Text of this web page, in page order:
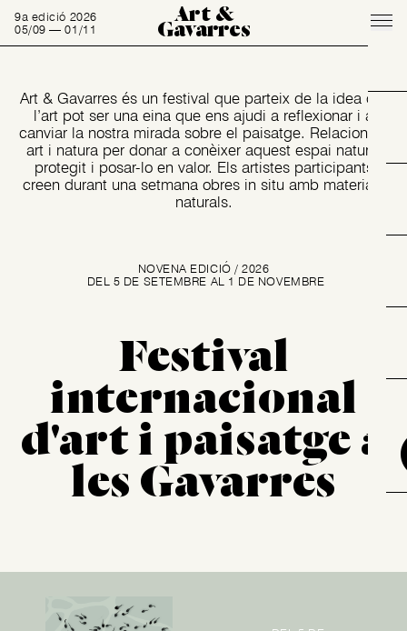
9a edició 2026
05/09 — 01/11
Art &
Gavarres
Art & Gavarres és un festival que parteix de la idea que
l’art pot ser una eina que ens ajudi a reflexionar i a
canviar la nostra mirada sobre el paisatge. Relacionem
art i natura per donar a conèixer aquest espai natural
protegit i posar-lo en valor. Els artistes participants
creen durant una setmana obres in situ amb materials
naturals.
NOVENA EDICIÓ / 2026
DEL 5 DE SETEMBRE AL 1 DE NOVEMBRE
Festival
internacional
d'art i paisatge a
les Gavarres